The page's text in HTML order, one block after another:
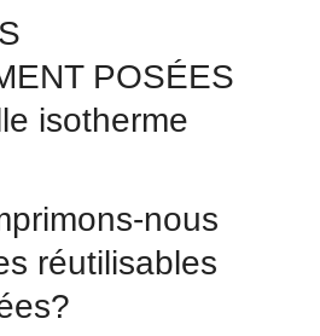
POSÉES
isotherme
nous
réutilisables